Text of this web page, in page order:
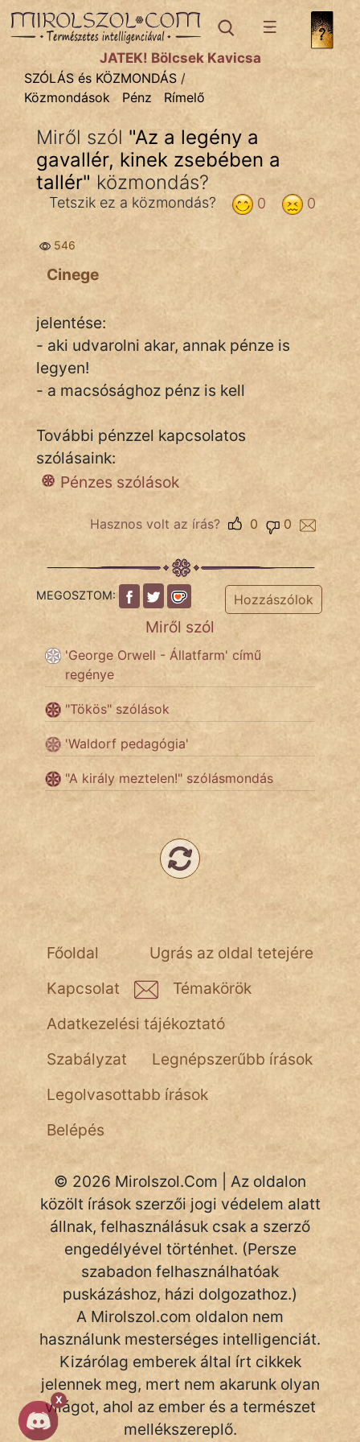
X
SZÓLÁS ÉS KÖZMONDÁStémák:
Bibliai
Kifejezések
Közmondások
Rímelő
Szállóigék
Szóláscsoportok
Szólások
Tréfás
SZÓLÁS
És
PSZICHO
ZENE
És
TÖRTÉNELEM
Jób Gedeon
Láron Ádám
mikkamakka
vörös ördög
nagyöreg
NapHold
Név nélkül
pszichopati
szegény legény
Hoffer Botond
szemfüles
JÁTÉK! Bölcsek Kavicsa
SZÓLÁS és KÖZMONDÁS /
Közmondások
Pénz Rímelő
Miről szól "Az a legény a
gavallér, kinek zsebében a
tallér" közmondás?
0
0
Tetszik ez a közmondás?
546
Cinege
jelentése:
- aki udvarolni akar, annak pénze is
legyen!
- a macsósághoz pénz is kell
További pénzzel kapcsolatos
szólásaink:
Pénzes szólások
Hasznos volt az írás? 0
0
MEGOSZTOM: Hozzászólok
Miről szól
'George Orwell - Állatfarm' című
regénye
"Tökös" szólások
'Waldorf pedagógia'
"A király meztelen!" szólásmondás
Ugrás az oldal tetejére
Főoldal
Kapcsolat
Témakörök
Adatkezelési tájékoztató
Szabályzat
Legnépszerűbb írások
Legolvasottabb írások
Belépés
© 2026 Mirolszol.Com | Az oldalon
közölt írások szerzői jogi védelem alatt
állnak, felhasználásuk csak a szerző
engedélyével történhet. (Persze
szabadon felhasználhatóak
puskázáshoz, házi dolgozathoz.)
A Mirolszol.com oldalon nem
használunk mesterséges intelligenciát.
Kizárólag emberek által írt cikkek
jelennek meg, mert nem akarunk olyan
világot, ahol az ember és a természet
mellékszereplő.